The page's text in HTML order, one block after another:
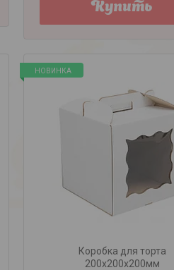
Купить
НОВИНКА
Коробка для торта
200х200х200мм